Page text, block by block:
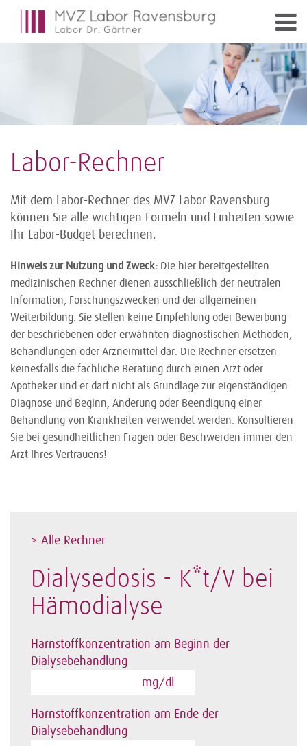
Labor-Rechner
Mit dem Labor-Rechner des MVZ Labor Ravensburg
können Sie alle wichtigen Formeln und Einheiten sowie
Ihr Labor-Budget berechnen.
Hinweis zur Nutzung und Zweck: Die hier bereitgestellten
medizinischen Rechner dienen ausschließlich der neutralen
Information, Forschungszwecken und der allgemeinen
Weiterbildung. Sie stellen keine Empfehlung oder Bewerbung
der beschriebenen oder erwähnten diagnostischen Methoden,
Behandlungen oder Arzneimittel dar. Die Rechner ersetzen
keinesfalls die fachliche Beratung durch einen Arzt oder
Apotheker und er darf nicht als Grundlage zur eigenständigen
Diagnose und Beginn, Änderung oder Beendigung einer
Behandlung von Krankheiten verwendet werden. Konsultieren
Sie bei gesundheitlichen Fragen oder Beschwerden immer den
Arzt Ihres Vertrauens!
> Alle Rechner
Dialysedosis - K*t/V bei
Hämodialyse
Harnstoffkonzentration am Beginn der
Dialysebehandlung
mg/dl
Harnstoffkonzentration am Ende der
Dialysebehandlung